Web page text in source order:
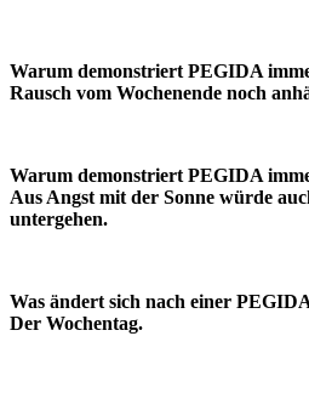
Warum demonstriert PEGIDA
Rausch vom Wochenende noch
Warum demonstriert PEGIDA
Aus Angst mit der Sonne würde
untergehen.
Was ändert sich nach einer
Der Wochentag.